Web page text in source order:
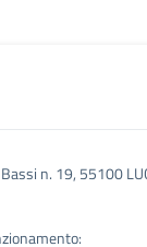
n. 19, 55100